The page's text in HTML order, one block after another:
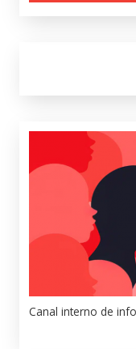
Canal interno de